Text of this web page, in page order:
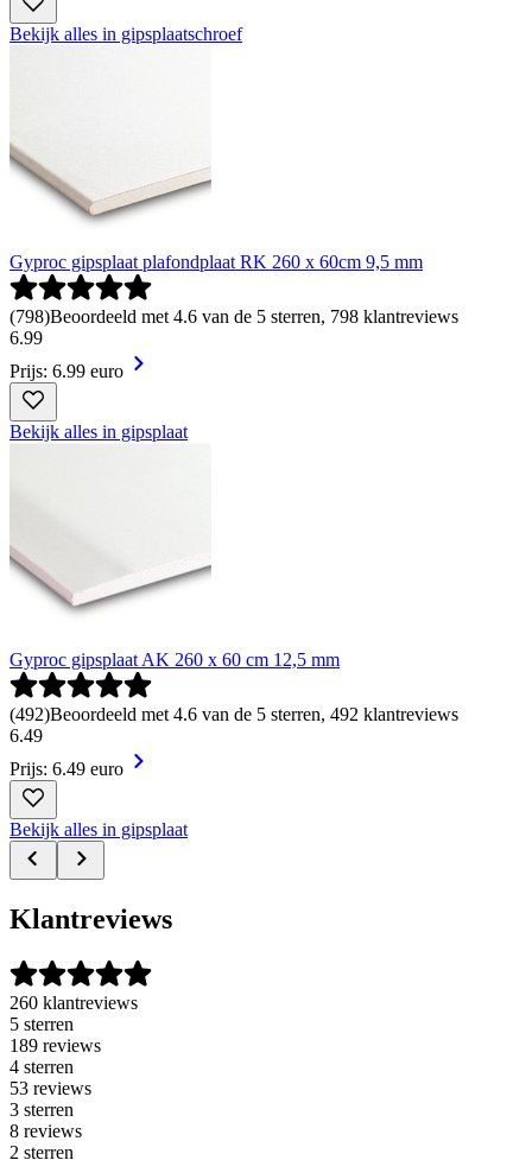
Bekijk alles in gipsplaatschroef
Gyproc gipsplaat plafondplaat RK 260 x 60cm 9,5 mm
(798)Beoordeeld met 4.6 van de 5 sterren, 798 klantreviews
6.99
Prijs: 6.99 euro
Bekijk alles in gipsplaat
Gyproc gipsplaat AK 260 x 60 cm 12,5 mm
(492)Beoordeeld met 4.6 van de 5 sterren, 492 klantreviews
6.49
Prijs: 6.49 euro
Bekijk alles in gipsplaat
Klantreviews
260 klantreviews
5 sterren
189 reviews
4 sterren
53 reviews
3 sterren
8 reviews
2 sterren